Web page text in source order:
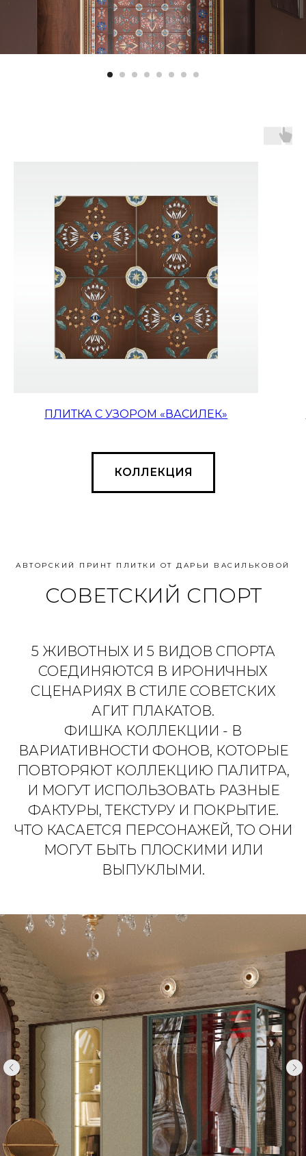
ПЛИТКА С УЗОРОМ «ВАСИЛЕК»
КОЛЛЕКЦИЯ
АВТОРСКИЙ ПРИНТ ПЛИТКИ ОТ ДАРЬИ ВАСИЛЬКОВОЙ
СОВЕТСКИЙ СПОРТ
5 ЖИВОТНЫХ И 5 ВИДОВ СПОРТА
СОЕДИНЯЮТСЯ В ИРОНИЧНЫХ
СЦЕНАРИЯХ В СТИЛЕ СОВЕТСКИХ
АГИТ ПЛАКАТОВ.
ФИШКА КОЛЛЕКЦИИ - В
ВАРИАТИВНОСТИ ФОНОВ, КОТОРЫЕ
ПОВТОРЯЮТ КОЛЛЕКЦИЮ ПАЛИТРА,
И МОГУТ ИСПОЛЬЗОВАТЬ РАЗНЫЕ
ФАКТУРЫ, ТЕКСТУРУ И ПОКРЫТИЕ.
ЧТО КАСАЕТСЯ ПЕРСОНАЖЕЙ, ТО ОНИ
МОГУТ БЫТЬ ПЛОСКИМИ ИЛИ
ВЫПУКЛЫМИ.